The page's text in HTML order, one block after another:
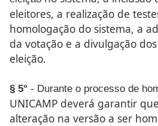
eleitores, a realização de
homologação do sistema, a
da votação e a divulgação
eleição.
§ 5° - Durante o processo de
UNICAMP deverá garantir
alteração na versão a ser